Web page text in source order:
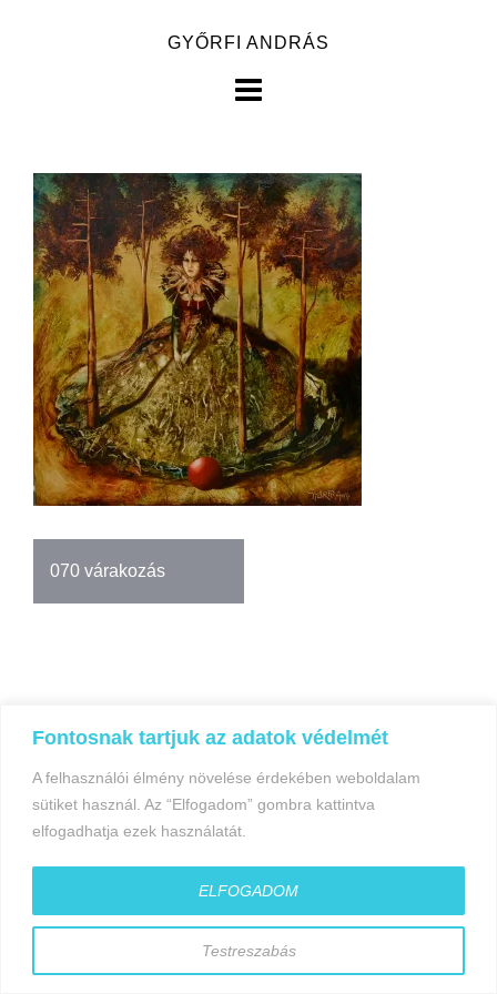
Fontosnak tartjuk az adatok védelmét
A felhasználói élmény növelése érdekében weboldalam
sütiket használ. Az “Elfogadom” gombra kattintva
elfogadhatja ezek használatát.
Testreszabás
ELFOGADOM
GYŐRFI ANDRÁS
Bejegyzés
navigáció
070 várakozás